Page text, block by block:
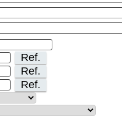
Ref.
Ref.
Ref.